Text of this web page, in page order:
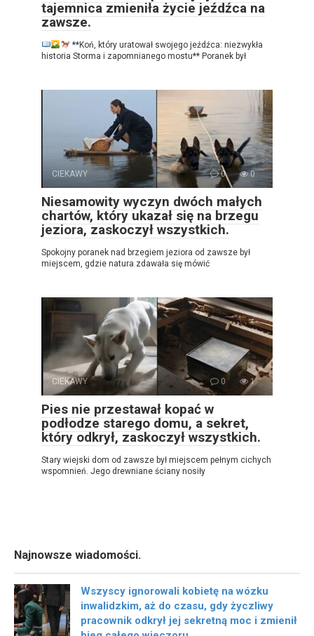
tajemnica zmieniła życie jeźdźca na
zawsze.
**Koń, który uratował swojego jeźdźca: niezwykła
historia Storma i zapomnianego mostu** Poranek był
CIEKAWY 0 0
Niesamowity wyczyn dwóch małych
chartów, który ukazał się na brzegu
jeziora, zaskoczył wszystkich.
Spokojny poranek nad brzegiem jeziora od zawsze był
miejscem, gdzie natura zdawała się mówić
CIEKAWY 0 1
Pies nie przestawał kopać w
podłodze starego domu, a sekret,
który odkrył, zaskoczył wszystkich.
Stary wiejski dom od zawsze był miejscem pełnym cichych
wspomnień. Jego drewniane ściany nosiły
Najnowsze wiadomości.
Wszyscy ignorowali kobietę na wózku
inwalidzkim, aż do czasu, gdy życzliwy
pracownik odkrył jej sekretną moc i zmienił